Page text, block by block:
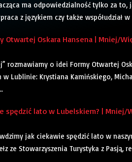
ma odpowiedzialność tylko za
z językiem czy także współudział
Otwartej Oskara Hansena | Mniej/
rozmawiamy o idei Formy Otwartej
w Lublinie: Krystiana Kamińskiego,
spędzić lato w Lubelskiem? | Mniej/
jak ciekawie spędzić lato w
ze Stowarzyszenia Turystyka z